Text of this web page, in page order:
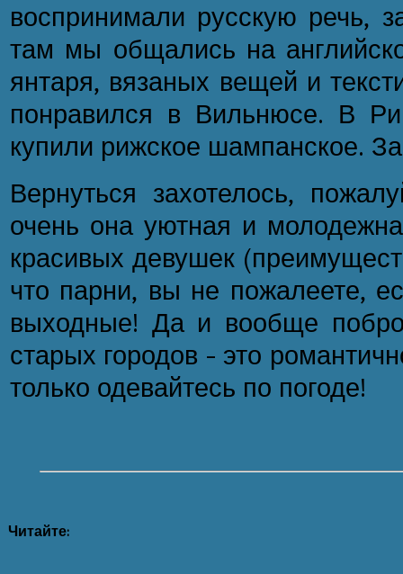
воспринимали русскую речь,
там мы общались на
янтаря, вязаных вещей и
понравился в Вильнюсе. В
купили рижское шампанское.
Вернуться захотелось,
очень она уютная и
красивых девушек
что парни, вы не пожалеете,
выходные! Да и вообще
старых городов – это
только одевайтесь по погоде!
Читайте: